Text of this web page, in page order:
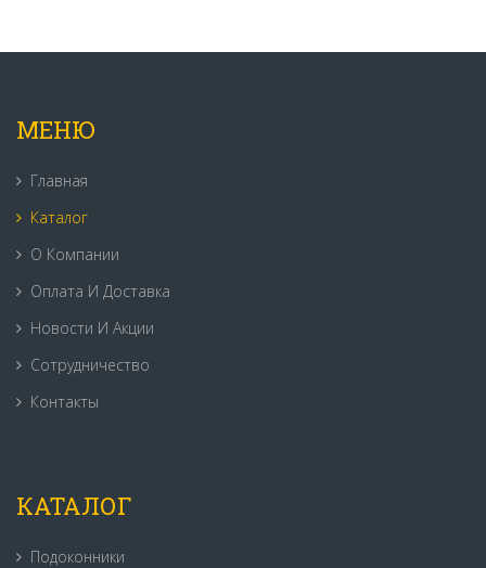
МЕНЮ
Главная
Каталог
О Компании
Оплата И Доставка
Новости И Акции
Сотрудничество
Контакты
КАТАЛОГ
Подоконники